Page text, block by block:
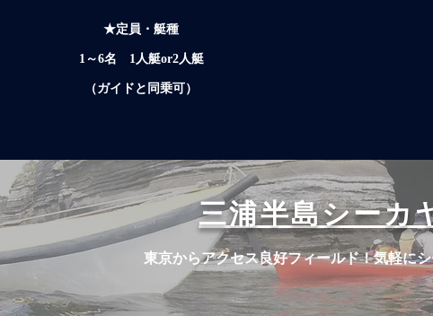
★定員・艇種
1～6名 1人艇or2人艇
（ガイドと同乗可）​
三浦半島シーカ
東京からアクセス良好フィールド！気軽に